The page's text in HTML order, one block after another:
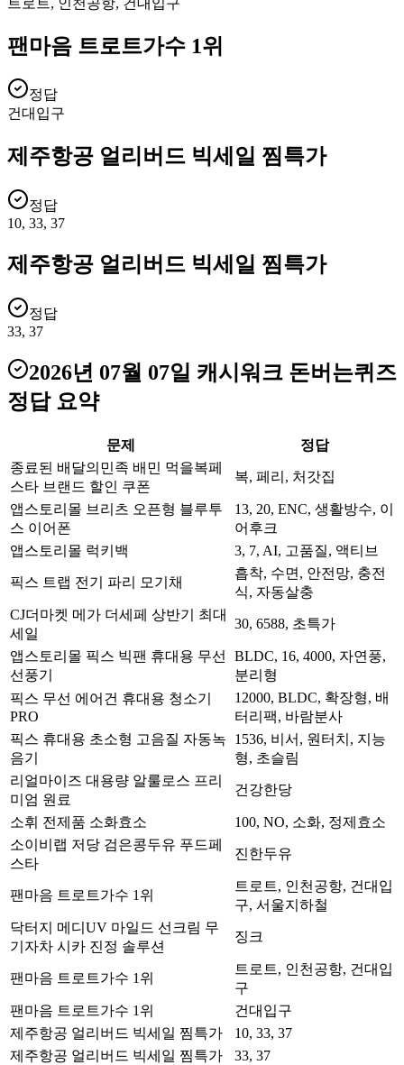
팬마음 트로트가수 1위
정답
건대입구
제주항공 얼리버드 빅세일 찜특가
정답
10, 33, 37
제주항공 얼리버드 빅세일 찜특가
정답
33, 37
2026년 07월 07일 캐시워크 돈버는퀴즈
정답 요약
문제
정답
종료된 배달의민족 배민 먹을복페
스타 브랜드 할인 쿠폰
복, 페리, 처갓집
앱스토리몰 브리츠 오픈형 블루투
스 이어폰
13, 20, ENC, 생활방수, 이
어후크
앱스토리몰 럭키백
3, 7, AI, 고품질, 액티브
픽스 트랩 전기 파리 모기채
흡착, 수면, 안전망, 충전
식, 자동살충
CJ더마켓 메가 더세페 상반기 최대
세일
30, 6588, 초특가
앱스토리몰 픽스 빅팬 휴대용 무선
선풍기
BLDC, 16, 4000, 자연풍,
분리형
픽스 무선 에어건 휴대용 청소기
PRO
12000, BLDC, 확장형, 배
터리팩, 바람분사
픽스 휴대용 초소형 고음질 자동녹
음기
1536, 비서, 원터치, 지능
형, 초슬림
리얼마이즈 대용량 알룰로스 프리
미엄 원료
건강한당
소휘 전제품 소화효소
100, NO, 소화, 정제효소
소이비랩 저당 검은콩두유 푸드페
스타
진한두유
팬마음 트로트가수 1위
트로트, 인천공항, 건대입
구, 서울지하철
닥터지 메디UV 마일드 선크림 무
기자차 시카 진정 솔루션
징크
팬마음 트로트가수 1위
트로트, 인천공항, 건대입
구
팬마음 트로트가수 1위
건대입구
제주항공 얼리버드 빅세일 찜특가
10, 33, 37
제주항공 얼리버드 빅세일 찜특가
33, 37